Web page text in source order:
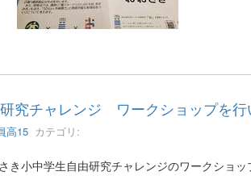
究チャレンジ ワークショップを行
高15 カテゴリ:
き小中学生自由研究チャレンジのワークショッ